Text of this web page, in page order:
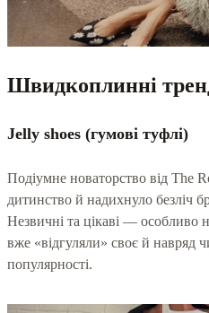
Швидкоплинні
Jelly shoes (гумові туфлі)
Подіумне новаторство від The
дитинство й надихнуло безліч
Незвичні та цікаві — особливо
вже «відгуляли» своє й навряд
популярності.